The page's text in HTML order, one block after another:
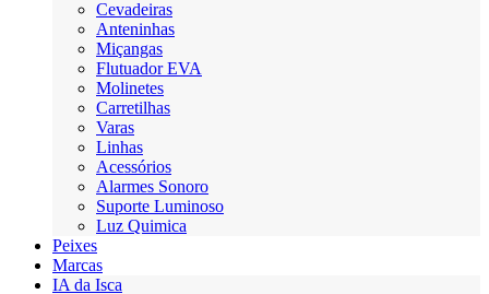
Cevadeiras
Anteninhas
Miçangas
Flutuador EVA
Molinetes
Carretilhas
Varas
Linhas
Acessórios
Alarmes Sonoro
Suporte Luminoso
Luz Quimica
Peixes
Marcas
IA da Isca